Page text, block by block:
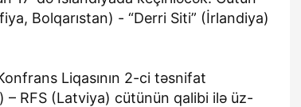
Bolqarıstan) - “Derri Siti” (İrlandiya)
Liqasının 2-ci təsnifat
– RFS (Latviya) cütünün qalibi ilə üz-